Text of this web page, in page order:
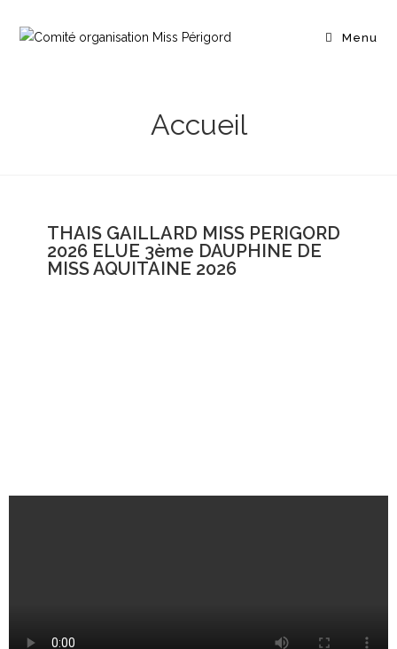
Menu
Accueil
THAIS GAILLARD MISS PERIGORD
2026 ELUE 3ème DAUPHINE DE
MISS AQUITAINE 2026